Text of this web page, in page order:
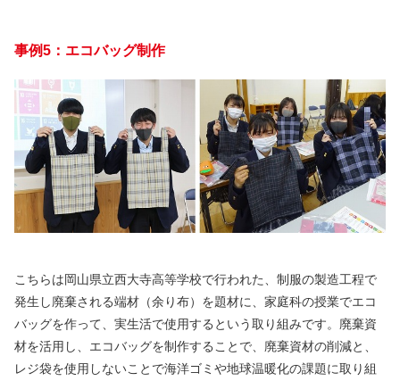
事例5：エコバッグ制作
こちらは岡山県立西大寺高等学校で行われた、制服の製造工程で
発生し廃棄される端材（余り布）を題材に、家庭科の授業でエコ
バッグを作って、実生活で使用するという取り組みです。廃棄資
材を活用し、エコバッグを制作することで、廃棄資材の削減と、
レジ袋を使用しないことで海洋ゴミや地球温暖化の課題に取り組